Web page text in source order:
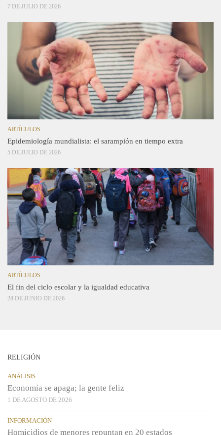
7 DE JULIO DE 2026
ARTÍCULOS
Epidemiología mundialista: el sarampión en tiempo extra
5 DE JULIO DE 2026
ARTÍCULOS
El fin del ciclo escolar y la igualdad educativa
28 DE JUNIO DE 2026
RELIGIÓN
ANÁLISIS
Economía se apaga; la gente feliz
1 DE AGOSTO DE 2026
INFORMACIÓN
Homicidios de menores repuntan en 20 estados